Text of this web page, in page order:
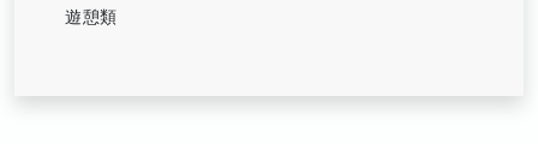
遊憩類